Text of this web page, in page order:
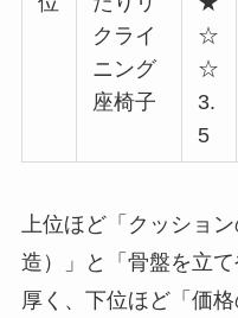
クライ
ニング
座椅子
☆
☆
3.
5
上位ほど「クッショ
造）」と「骨盤を立
厚く、下位ほど「価